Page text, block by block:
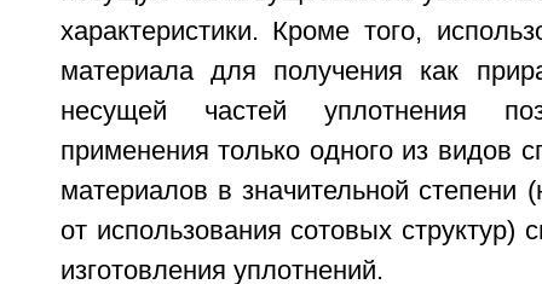
характеристики. Кроме того,
материала для получения как
несущей частей уплотнения
применения только одного из видов
материалов в значительной степени
от использования сотовых структур)
изготовления уплотнений.